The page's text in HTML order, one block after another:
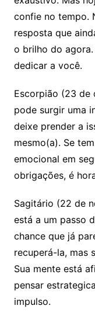
confie no tempo.
resposta que
o brilho do
dedicar a você.
Escorpião (23 de
pode surgir uma
deixe prender a
mesmo(a). Se
emocional em
obrigações, é
Sagitário (22 de
está a um passo
chance que já
recuperá-la, mas
Sua mente está
pensar
impulso.